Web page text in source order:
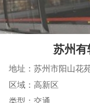
苏州有
地址：苏州市阳山花
区域：高新区